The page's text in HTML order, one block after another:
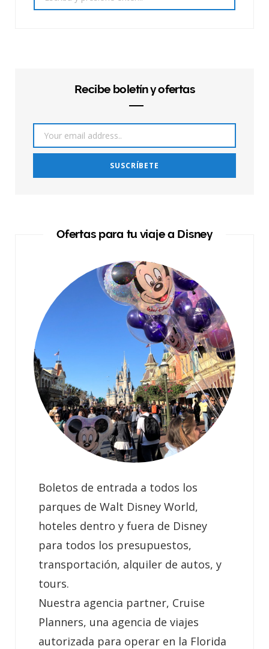
for:
Recibe boletín y ofertas
Ofertas para tu viaje a Disney
Boletos de entrada a todos los
parques de Walt Disney World,
hoteles dentro y fuera de Disney
para todos los presupuestos,
transportación, alquiler de autos, y
tours.
Nuestra agencia partner, Cruise
Planners, una agencia de viajes
autorizada para operar en la Florida